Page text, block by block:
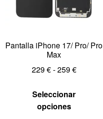
Pantalla iPhone 17/ Pro/ Pro
Max
229€-259€
Seleccionar
opciones